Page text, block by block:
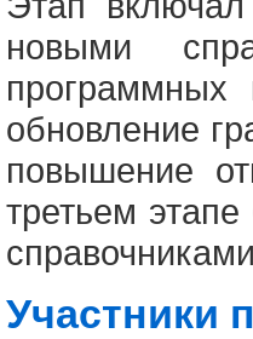
новыми
программных
обновление
повышение
третьем
Участники